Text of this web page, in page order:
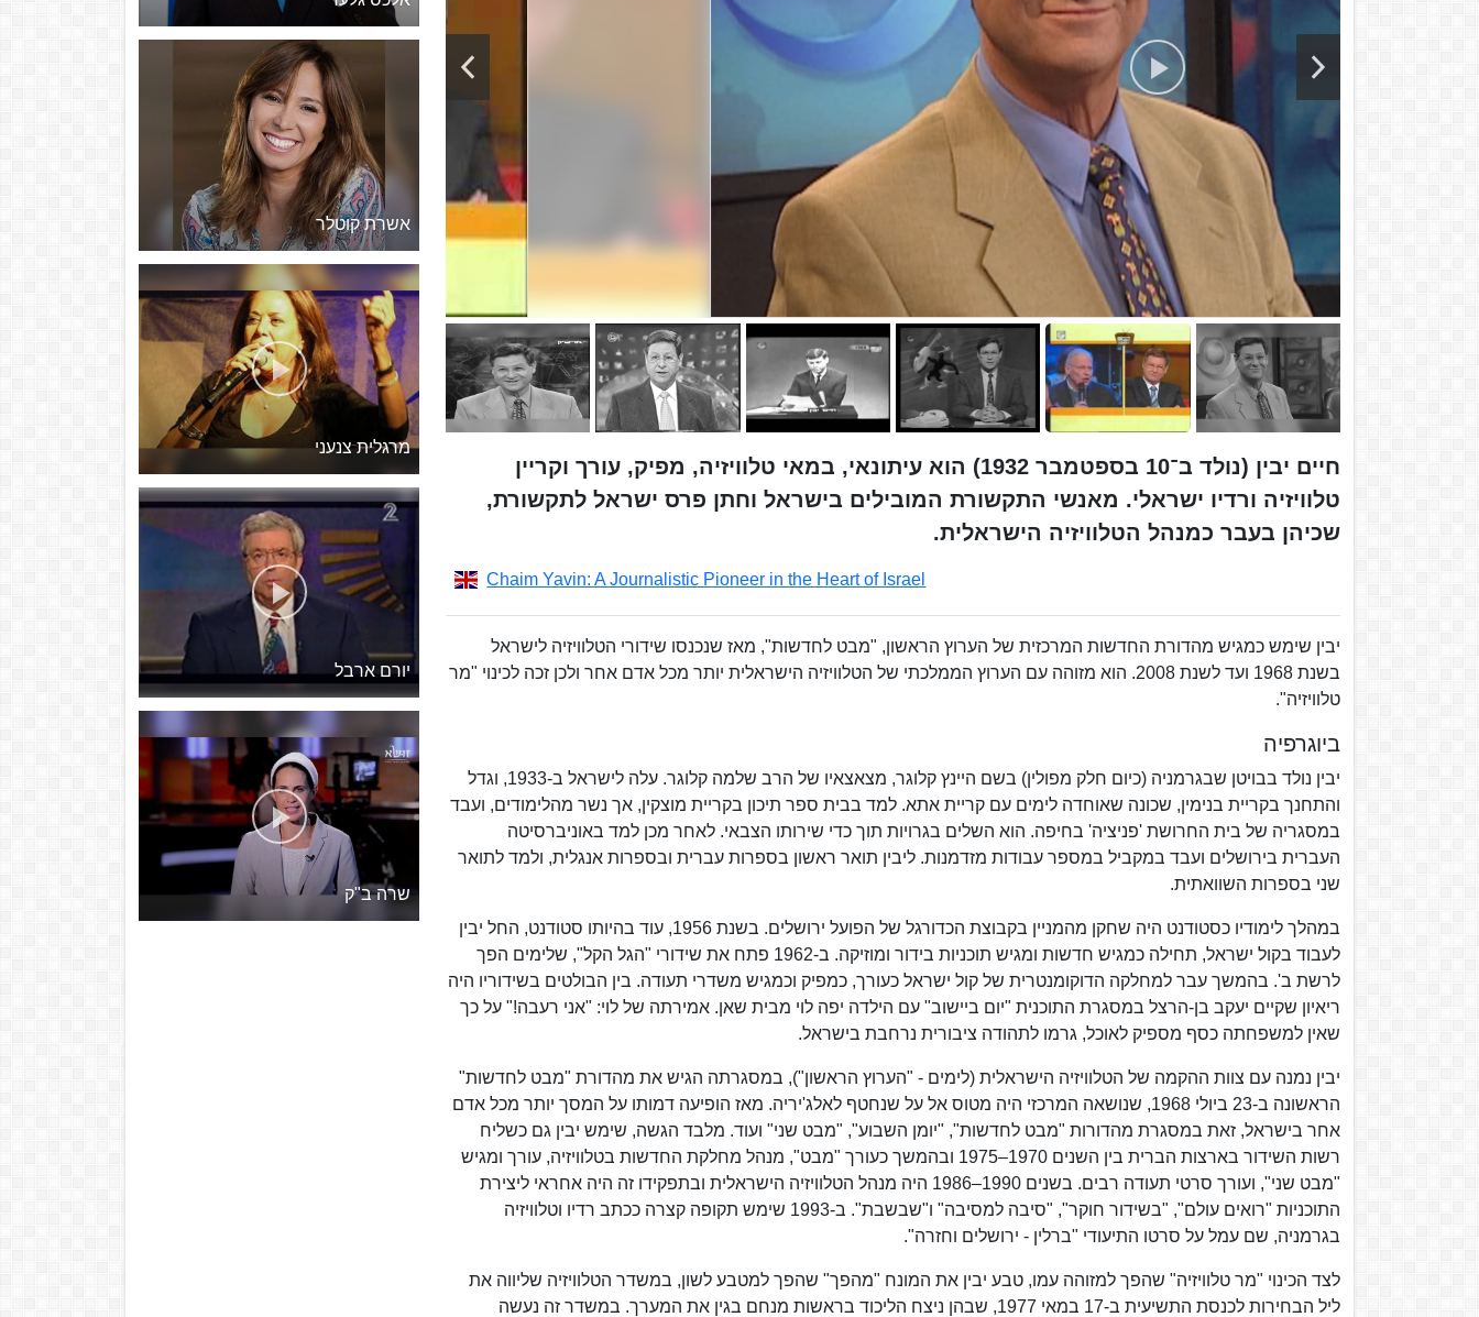
חיים יבין (נולד ב־10 בספטמבר 1932) הוא עיתונאי, במאי טלוויזיה, מפיק, עורך וקריין
טלוויזיה ורדיו ישראלי. מאנשי התקשורת המובילים בישראל וחתן פרס ישראל לתקשורת,
שכיהן בעבר כמנהל הטלוויזיה הישראלית.
Chaim Yavin: A Journalistic Pioneer in the Heart of Israel
יבין שימש כמגיש מהדורת החדשות המרכזית של הערוץ הראשון, "מבט לחדשות", מאז שנכנסו שידורי הטלוויזיה לישראל
בשנת 1968 ועד לשנת 2008. הוא מזוהה עם הערוץ הממלכתי של הטלוויזיה הישראלית יותר מכל אדם אחר ולכן זכה לכינוי "מר
טלוויזיה".
ביוגרפיה
יבין נולד בבויטן שבגרמניה (כיום חלק מפולין) בשם היינץ קלוגר, מצאצאיו של הרב שלמה קלוגר. עלה לישראל ב-1933, וגדל
והתחנך בקריית בנימין, שכונה שאוחדה לימים עם קריית אתא. למד בבית ספר תיכון בקריית מוצקין, אך נשר מהלימודים, ועבד
במסגריה של בית החרושת 'פניציה' בחיפה. הוא השלים בגרויות תוך כדי שירותו הצבאי. לאחר מכן למד באוניברסיטה
העברית בירושלים ועבד במקביל במספר עבודות מזדמנות. ליבין תואר ראשון בספרות עברית ובספרות אנגלית, ולמד לתואר
שני בספרות השוואתית.
במהלך לימודיו כסטודנט היה שחקן מהמניין בקבוצת הכדורגל של הפועל ירושלים. בשנת 1956, עוד בהיותו סטודנט, החל יבין
לעבוד בקול ישראל, תחילה כמגיש חדשות ומגיש תוכניות בידור ומוזיקה. ב-1962 פתח את שידורי "הגל הקל", שלימים הפך
לרשת ב'. בהמשך עבר למחלקה הדוקומנטרית של קול ישראל כעורך, כמפיק וכמגיש משדרי תעודה. בין הבולטים בשידוריו היה
ריאיון שקיים יעקב בן-הרצל במסגרת התוכנית "יום ביישוב" עם הילדה יפה לוי מבית שאן. אמירתה של לוי: "אני רעבה!" על כך
שאין למשפחתה כסף מספיק לאוכל, גרמו לתהודה ציבורית נרחבת בישראל.
יבין נמנה עם צוות ההקמה של הטלוויזיה הישראלית (לימים - "הערוץ הראשון"), במסגרתה הגיש את מהדורת "מבט לחדשות"
הראשונה ב-23 ביולי 1968, שנושאה המרכזי היה מטוס אל על שנחטף לאלג'יריה. מאז הופיעה דמותו על המסך יותר מכל אדם
אחר בישראל, זאת במסגרת מהדורות "מבט לחדשות", "יומן השבוע", "מבט שני" ועוד. מלבד הגשה, שימש יבין גם כשליח
רשות השידור בארצות הברית בין השנים 1970–1975 ובהמשך כעורך "מבט", מנהל מחלקת החדשות בטלוויזיה, עורך ומגיש
"מבט שני", ועורך סרטי תעודה רבים. בשנים 1990–1986 היה מנהל הטלוויזיה הישראלית ובתפקידו זה היה אחראי ליצירת
התוכניות "רואים עולם", "בשידור חוקר", "סיבה למסיבה" ו"שבשבת". ב-1993 שימש תקופה קצרה ככתב רדיו וטלוויזיה
בגרמניה, שם עמל על סרטו התיעודי "ברלין - ירושלים וחזרה".
לצד הכינוי "מר טלוויזיה" שהפך למזוהה עמו, טבע יבין את המונח "מהפך" שהפך למטבע לשון, במשדר הטלוויזיה שליווה את
ליל הבחירות לכנסת התשיעית ב-17 במאי 1977, שבהן ניצח הליכוד בראשות מנחם בגין את המערך. במשדר זה נעשה
אשרת קוטלר
מרגלית צנעני
יורם ארבל
שרה ב"ק